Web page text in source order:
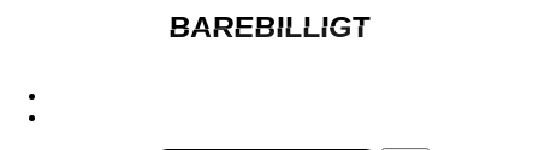
BAREBILLIGT
BAREBILLIGT